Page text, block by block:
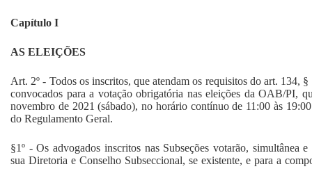
Capítulo I
AS ELEIÇÕES
Art. 2º - Todos os inscritos, que atendam os requisitos do art. 134,
convocados para a votação obrigatória nas eleições da OAB/PI,
novembro de 2021 (sábado), no horário contínuo de 11:00 às
do Regulamento Geral.
§1º - Os advogados inscritos nas Subseções votarão, simultânea
sua Diretoria e Conselho Subseccional, se existente, e para a